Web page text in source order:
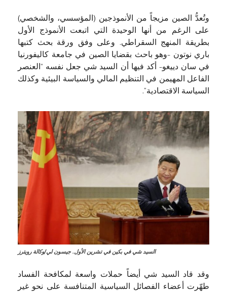
وتُعدُّ الصين مزيجاً من الأنموذجين (المؤسسي، والشخصي)
على الرغم من أنها الوحيدة التي اتبعت الأنموذج الأول
بطريقة المنهج السقراطي. وعلى وفق ورقة بحث كتبها
باري نوتون -وهو باحث بقضايا الصين في جامعة كاليفورنيا
في سان دييغو- أكد فيها أن السيد شي جعل نفسه “العنصر
الفاعل المهيمن في التنظيم المالي والسياسة البيئية وكذلك
السياسة الاقتصادية”.
السيد شي في بكين في تشرين الأول. جيسون لي/وكالة رويترز
وقد قاد السيد شي أيضاً حملات واسعة لمكافحة الفساد
طهّرت أعضاء الفصائل السياسية المتنافسة على نحو غير